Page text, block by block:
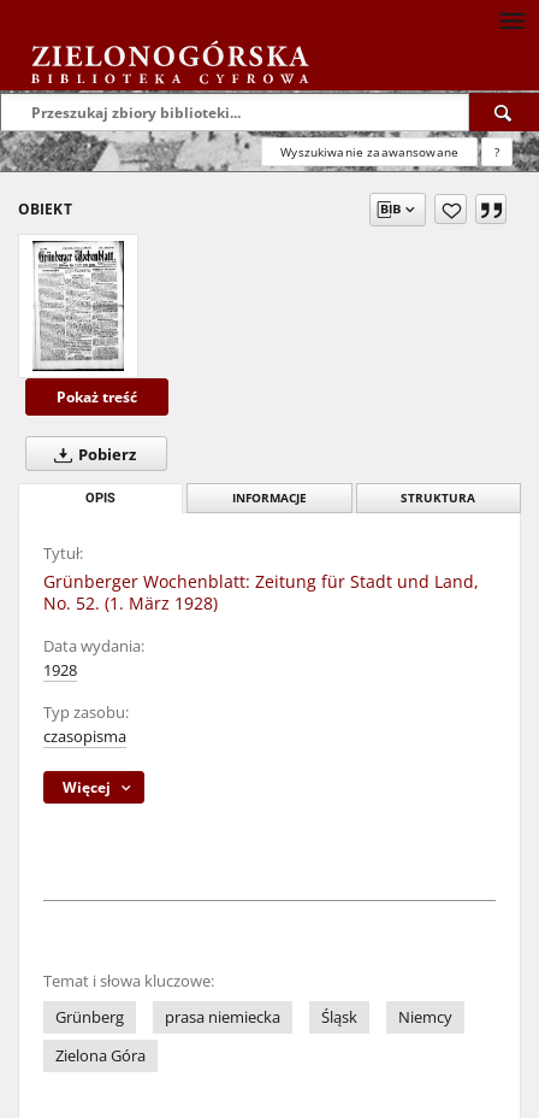
Wyszukiwanie zaawansowane ?
OBIEKT
Pokaż treść
Pobierz
OPIS INFORMACJE STRUKTURA
Tytuł:
Grünberger Wochenblatt: Zeitung für Stadt und Land,
No. 52. (1. März 1928)
Data wydania:
1928
Typ zasobu:
czasopisma
Więcej
Temat i słowa kluczowe:
Grünberg
prasa niemiecka Śląsk
Niemcy
Zielona Góra